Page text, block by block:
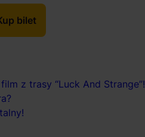
bilet
z trasy “Luck And Strange”!